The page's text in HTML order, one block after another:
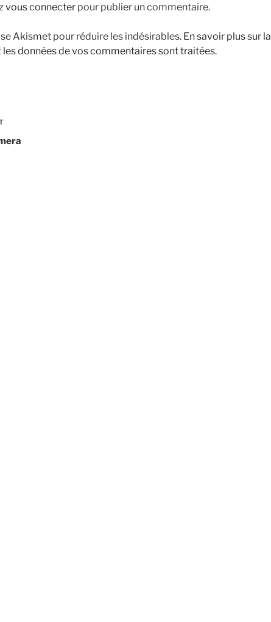
vous connecter pour publier un commentaire.
Akismet pour réduire les indésirables. En savoir plus sur la
données de vos commentaires sont traitées.